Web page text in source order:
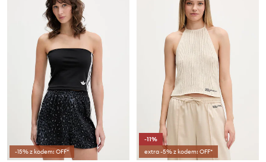
-15% z kodem: OFF*
-11%
extra -5% z kodem: OFF*